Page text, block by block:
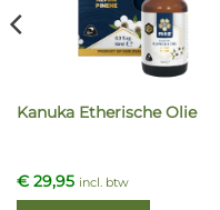
Kanuka Etherische Olie
€29,95 incl. btw